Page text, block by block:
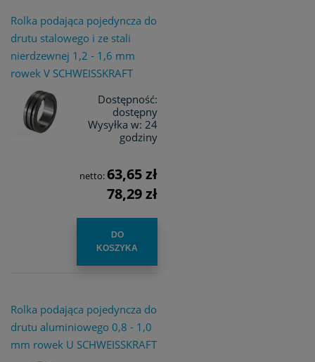
Rolka podająca pojedyncza do
drutu stalowego i ze stali
nierdzewnej 1,2 - 1,6 mm
rowek V SCHWEISSKRAFT
Dostępność:
dostępny
Wysyłka w: 24
godziny
netto:63,65 zł
78,29 zł
DO
KOSZYKA
Rolka podająca pojedyncza do
drutu aluminiowego 0,8 - 1,0
mm rowek U SCHWEISSKRAFT